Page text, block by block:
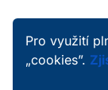
Pro využití
„cookies”.